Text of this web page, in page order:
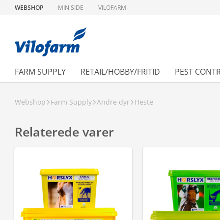
WEBSHOP MIN SIDE VILOFARM
FARM SUPPLY RETAIL/HOBBY/FRITID PEST
Webshop Farm Supply Andre dyr Heste
Relaterede varer